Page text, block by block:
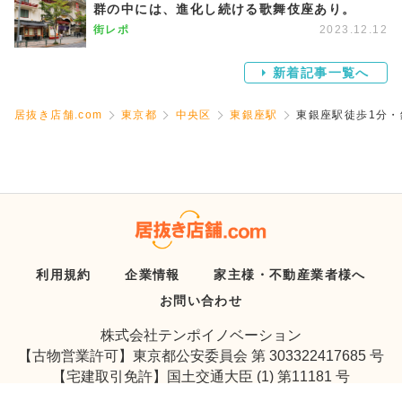
群の中には、進化し続ける歌舞伎座あり。
街レポ 2023.12.12
新着記事一覧へ
居抜き店舗.com 東京都 中央区 東銀座駅 東銀座駅徒歩1分
利用規約 企業情報
家主様・不動産業者様へ
お問い合わせ
株式会社テンポイノベーション
【古物営業許可】東京都公安委員会 第 303322417685 号
【宅建取引免許】国土交通大臣 (1) 第11181 号